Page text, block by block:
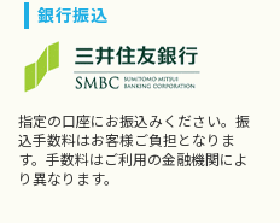
銀行振込
指定の口座にお振込みください。振
込手数料はお客様ご負担となりま
す。手数料はご利用の金融機関によ
り異なります。